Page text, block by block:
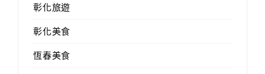
彰化旅遊
彰化美食
恆春美食